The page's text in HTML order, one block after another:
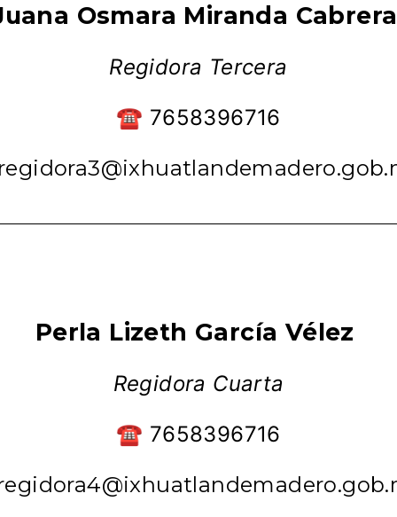
Osmara Miranda
Regidora Tercera
☎ 7658396716
Perla Lizeth García Vélez
Regidora Cuarta
☎ 7658396716